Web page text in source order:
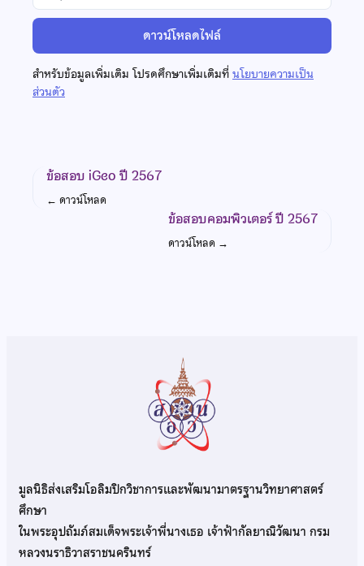
ดาวน์โหลดไฟล์
สำหรับข้อมูลเพิ่มเติม โปรดศึกษาเพิ่มเติมที่นโยบายความเป็น
ส่วนตัว
ข้อสอบ iGeo ปี 2567
← ดาวน์โหลด
ข้อสอบคอมพิวเตอร์ ปี 2567
ดาวน์โหลด →
มูลนิธิส่งเสริมโอลิมปิกวิชาการและพัฒนามาตรฐานวิทยาศาสตร์
ศึกษา
ในพระอุปถัมภ์สมเด็จพระเจ้าพี่นางเธอ เจ้าฟ้ากัลยาณิวัฒนา กรม
หลวงนราธิวาสราชนครินทร์